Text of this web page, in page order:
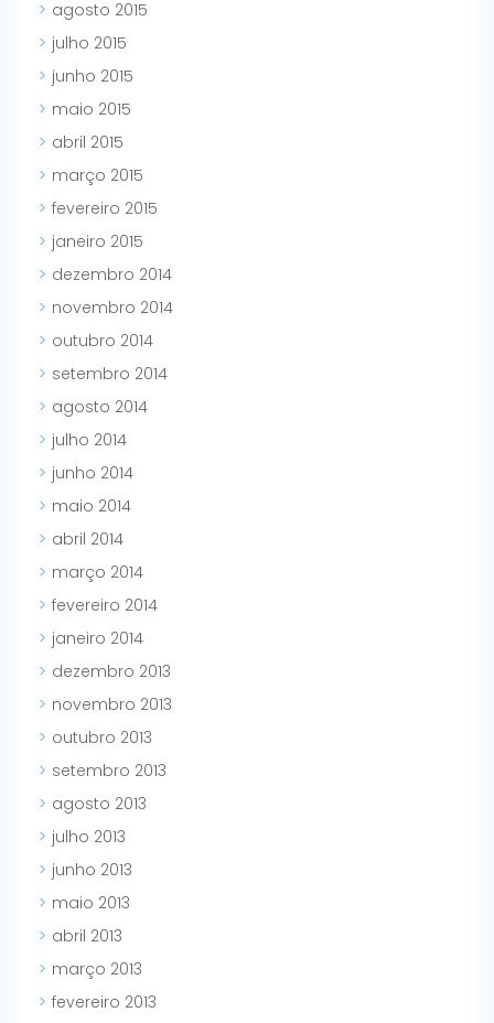
agosto 2015
julho 2015
junho 2015
maio 2015
abril 2015
março 2015
fevereiro 2015
janeiro 2015
dezembro 2014
novembro 2014
outubro 2014
setembro 2014
agosto 2014
julho 2014
junho 2014
maio 2014
abril 2014
março 2014
fevereiro 2014
janeiro 2014
dezembro 2013
novembro 2013
outubro 2013
setembro 2013
agosto 2013
julho 2013
junho 2013
maio 2013
abril 2013
março 2013
fevereiro 2013